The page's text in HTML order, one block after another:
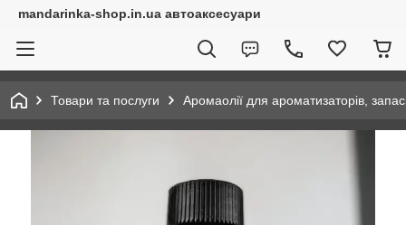
mandarinka-shop.in.ua автоаксесуари
Товари та послуги Аромаолії для ароматизаторів,